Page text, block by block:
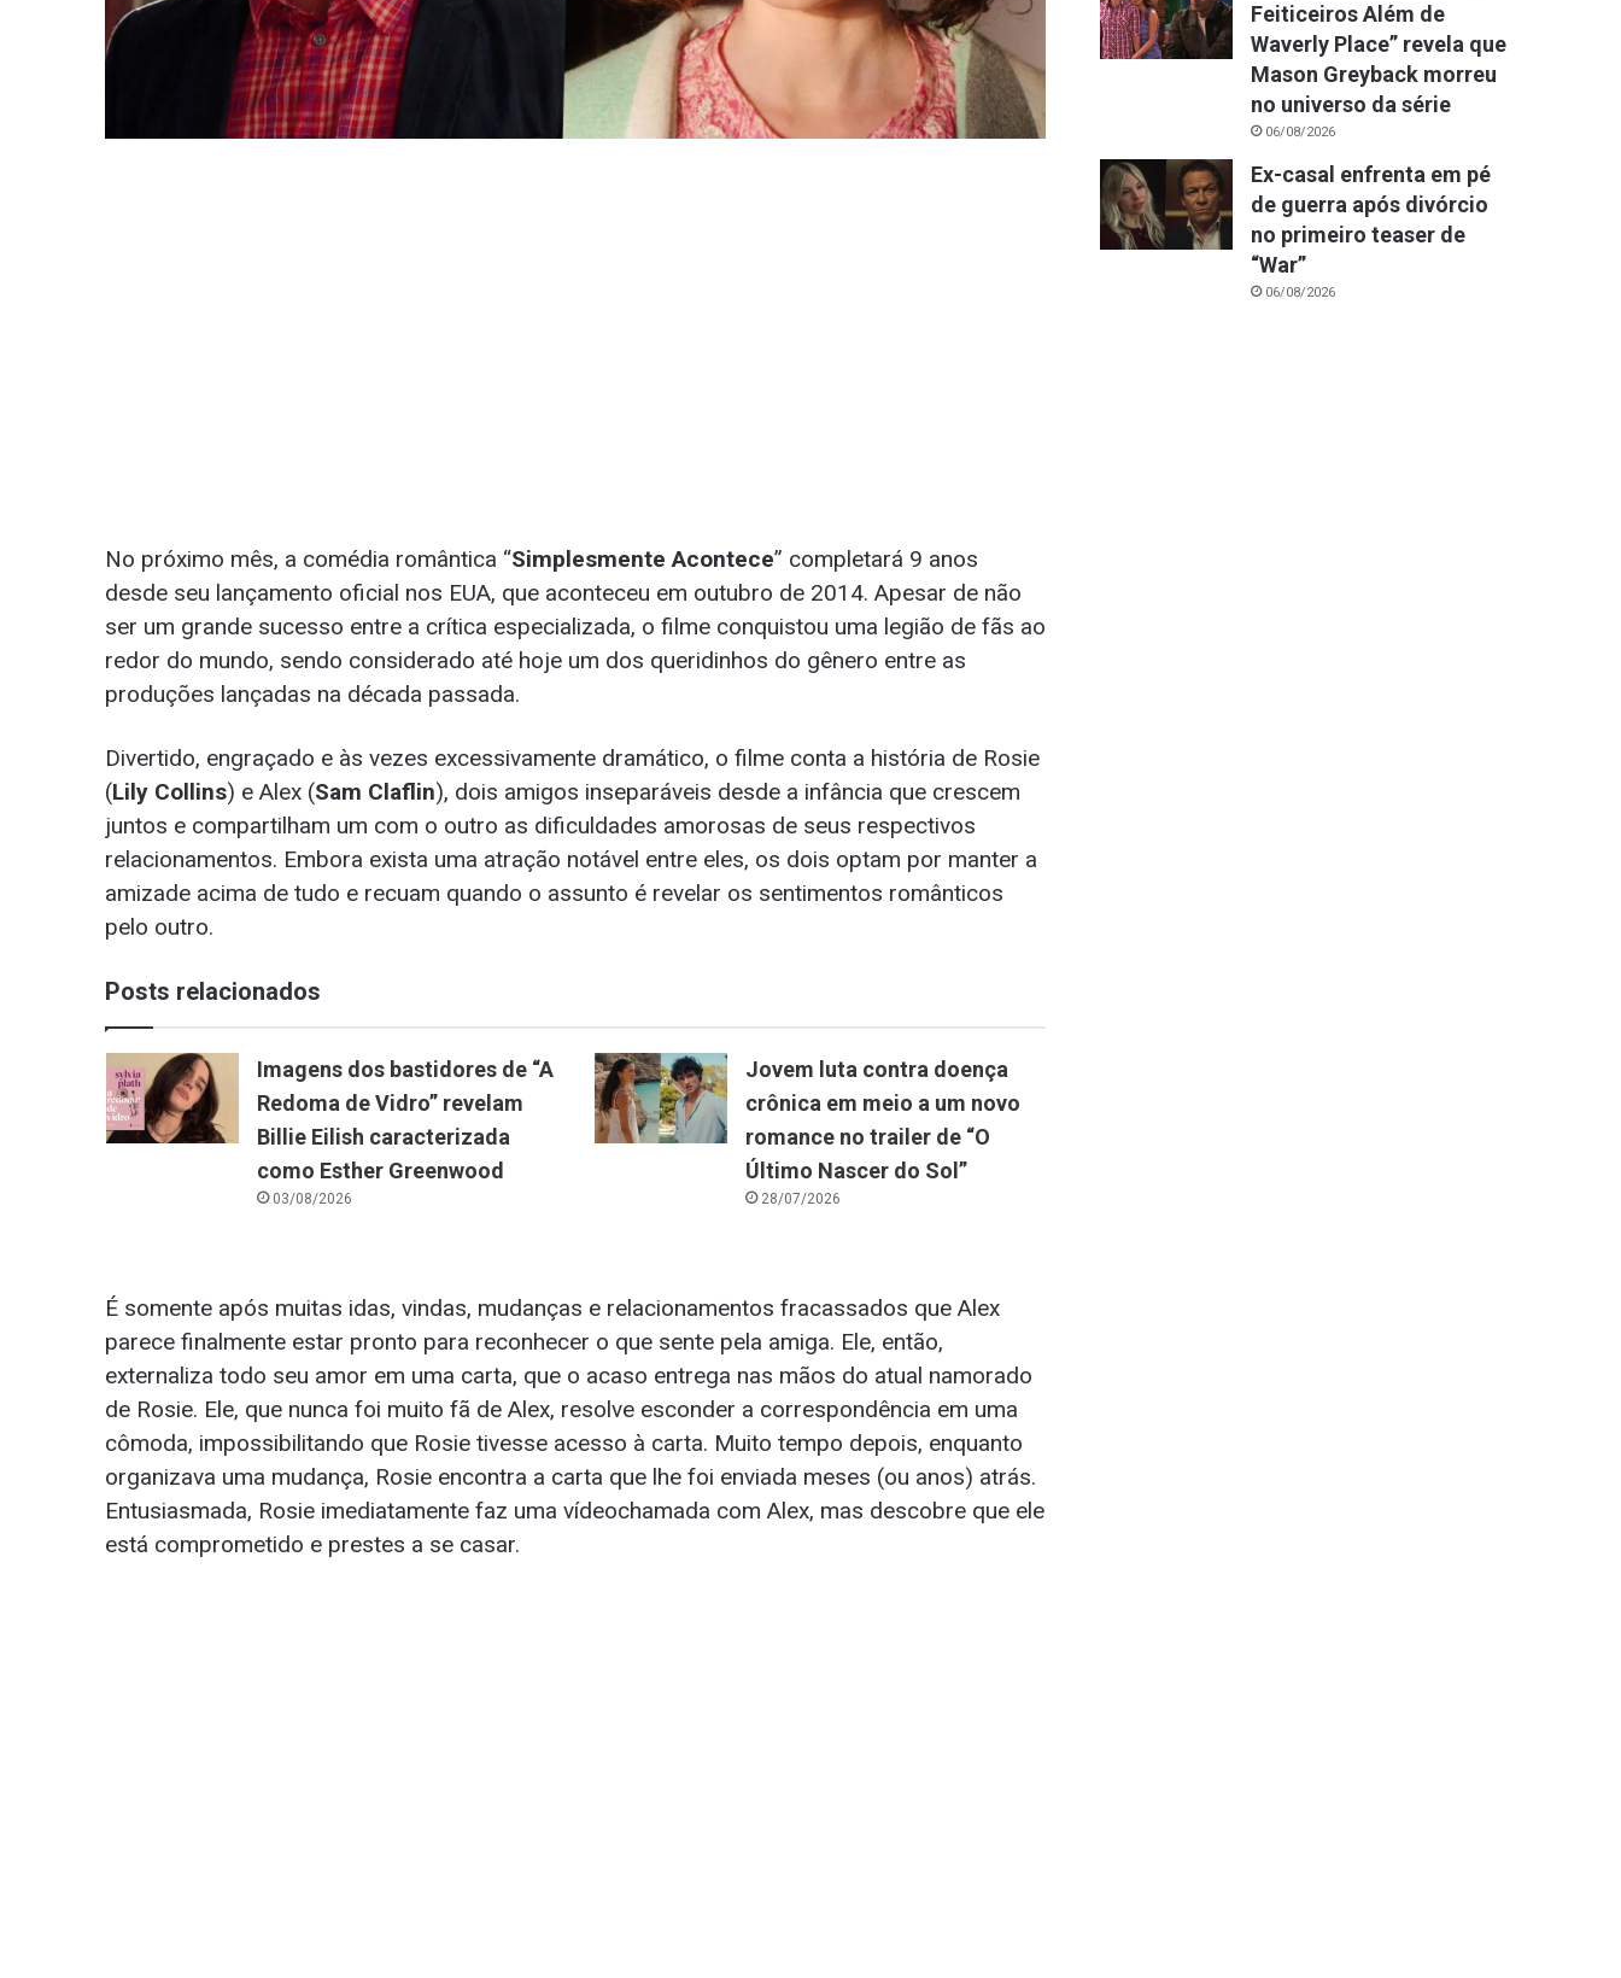
No próximo mês, a comédia romântica “Simplesmente Acontece” completará 9 anos
desde seu lançamento oficial nos EUA, que aconteceu em outubro de 2014. Apesar de não
ser um grande sucesso entre a crítica especializada, o filme conquistou uma legião de fãs ao
redor do mundo, sendo considerado até hoje um dos queridinhos do gênero entre as
produções lançadas na década passada.
Divertido, engraçado e às vezes excessivamente dramático, o filme conta a história de Rosie
(Lily Collins) e Alex (Sam Claflin), dois amigos inseparáveis desde a infância que crescem
juntos e compartilham um com o outro as dificuldades amorosas de seus respectivos
relacionamentos. Embora exista uma atração notável entre eles, os dois optam por manter a
amizade acima de tudo e recuam quando o assunto é revelar os sentimentos românticos
pelo outro.
Posts relacionados
Imagens dos bastidores de “A
Redoma de Vidro” revelam
Billie Eilish caracterizada
como Esther Greenwood
03/08/2026
Jovem luta contra doença
crônica em meio a um novo
romance no trailer de “O
Último Nascer do Sol”
28/07/2026
É somente após muitas idas, vindas, mudanças e relacionamentos fracassados que Alex
parece finalmente estar pronto para reconhecer o que sente pela amiga. Ele, então,
externaliza todo seu amor em uma carta, que o acaso entrega nas mãos do atual namorado
de Rosie. Ele, que nunca foi muito fã de Alex, resolve esconder a correspondência em uma
cômoda, impossibilitando que Rosie tivesse acesso à carta. Muito tempo depois, enquanto
organizava uma mudança, Rosie encontra a carta que lhe foi enviada meses (ou anos) atrás.
Entusiasmada, Rosie imediatamente faz uma vídeochamada com Alex, mas descobre que ele
está comprometido e prestes a se casar.
Feiticeiros Além de
Waverly Place” revela que
Mason Greyback morreu
no universo da série
06/08/2026
Ex-casal enfrenta em pé
de guerra após divórcio
no primeiro teaser de
“War”
06/08/2026